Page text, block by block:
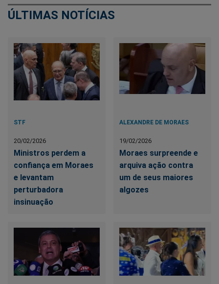
ÚLTIMAS NOTÍCIAS
STF
20/02/2026
Ministros perdem a
confiança em Moraes
e levantam
perturbadora
insinuação
ALEXANDRE DE MORAES
19/02/2026
Moraes surpreende e
arquiva ação contra
um de seus maiores
algozes